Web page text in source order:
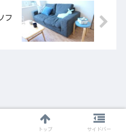
フ
トップ サイドバー